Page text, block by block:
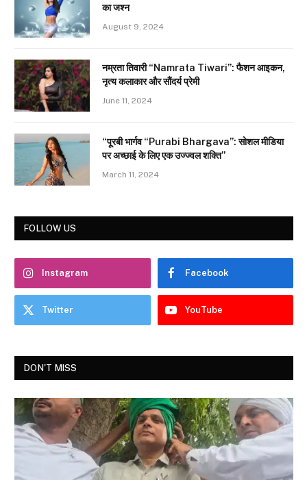
का जश्न
August 9, 2024
नम्रता तिवारी “Namrata Tiwari”: फैशन आइकन,
नृत्य कलाकार और सौंदर्य प्रेमी
June 11, 2024
“पूरबी भार्गव “Purabi Bhargava”: सोशल मीडिया
पर अच्छाई के लिए एक उज्ज्वल शक्ति”
March 11, 2024
FOLLOW US
Instagram Facebook
Twitter YouTube
DON'T MISS